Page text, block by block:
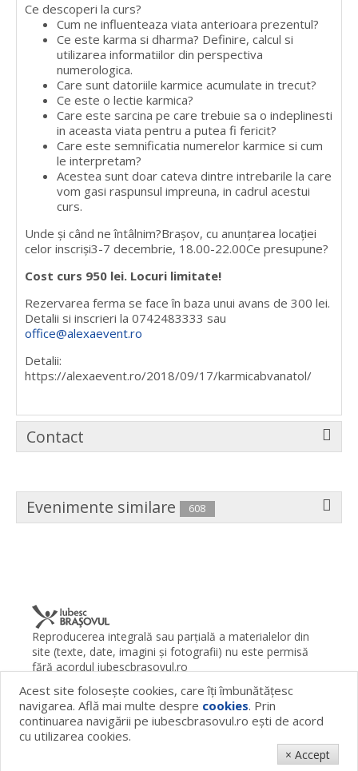
Ce descoperi la curs?
Cum ne influenteaza viata anterioara prezentul?
Ce este karma si dharma? Definire, calcul si
utilizarea informatiilor din perspectiva
numerologica.
Care sunt datoriile karmice acumulate in trecut?
Ce este o lectie karmica?
Care este sarcina pe care trebuie sa o indeplinesti
in aceasta viata pentru a putea fi fericit?
Care este semnificatia numerelor karmice si cum
le interpretam?
Acestea sunt doar cateva dintre intrebarile la care
vom gasi raspunsul impreuna, in cadrul acestui
curs.
Unde şi când ne întâlnim?Brașov, cu anunţarea locaţiei
celor inscriși3-7 decembrie, 18.00-22.00Ce presupune?
Cost curs 950 lei. Locuri limitate!
Rezervarea ferma se face în baza unui avans de 300 lei.
Detalii si inscrieri la 0742483333 sau
office@alexaevent.ro
Detalii:
https://alexaevent.ro/2018/09/17/karmicabvanatol/
Contact
Evenimente similare 608
Reproducerea integrală sau parţială a materialelor din
site (texte, date, imagini şi fotografii) nu este permisă
fără acordul iubescbrasovul.ro
Termeni şi condiţii
Contact Despre proiect
FAQ
Cookies
Publicitate
© 2026 iubescbrasovul.ro
Acest site foloseşte cookies, care îţi îmbunătăţesc
navigarea. Află mai multe despre cookies. Prin
continuarea navigării pe iubescbrasovul.ro eşti de acord
cu utilizarea cookies.
× Accept